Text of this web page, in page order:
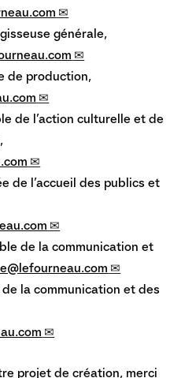
générale,
de production,
de l’action culturelle et de
de l’accueil des publics et
de la communication et
de la communication et des
projet de création, merci